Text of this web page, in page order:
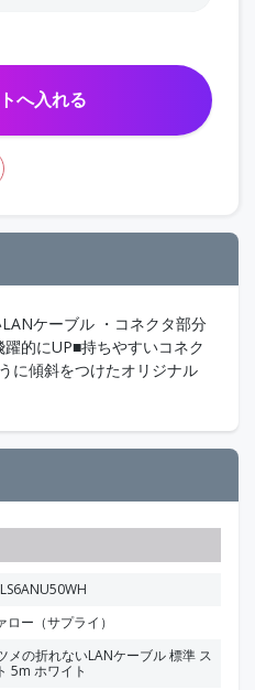
へ入れる
ケーブル ・コネクタ部分
的にUP■持ちやすいコネク
に傾斜をつけたオリジナル
ロー（サプライ）
メの折れないLANケーブル 標準 ス
5m ホワイト